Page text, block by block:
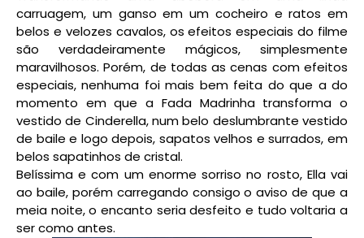
carruagem, um ganso em um cocheiro e ratos em
belos e velozes cavalos, os efeitos especiais do filme
são verdadeiramente mágicos, simplesmente
maravilhosos. Porém, de todas as cenas com efeitos
especiais, nenhuma foi mais bem feita do que a do
momento em que a Fada Madrinha transforma o
vestido de Cinderella, num belo deslumbrante vestido
de baile e logo depois, sapatos velhos e surrados, em
belos sapatinhos de cristal.
Belíssima e com um enorme sorriso no rosto, Ella vai
ao baile, porém carregando consigo o aviso de que a
meia noite, o encanto seria desfeito e tudo voltaria a
ser como antes.